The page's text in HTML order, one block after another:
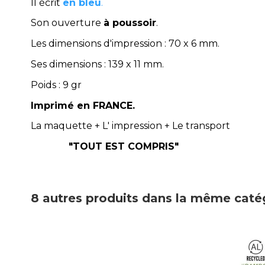
Il écrit en bleu.
Son ouverture à poussoir.
Les dimensions d'impression : 70 x 6 mm.
Ses dimensions : 139 x 11 mm.
Poids : 9 gr
Imprimé en FRANCE.
La maquette + L' impression + Le
"TOUT EST COMPRIS"
8 autres produits dans la même